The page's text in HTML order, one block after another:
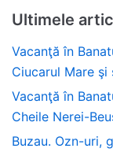
Ultimele
Vacanţă în
Ciucarul Mare şi
Vacanţă în
Cheile Nerei-
Buzau. Ozn-uri,